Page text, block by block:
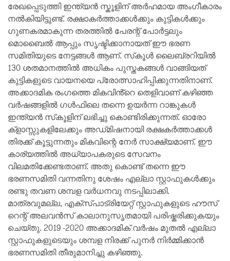
രേഖപ്പെടുത്തി ഇന്ത്യൻ സ്കൂളിന് അർഹമായ അംഗീകാരം
നൽകിയിട്ടുണ്ട്. രക്ഷാകർത്താക്കൾക്കും കുട്ടികൾക്കും
ഗുണകരമാകുന്ന തരത്തിൽ പേരന്റ് പോർട്ടലും
മൊബൈൽ ആപ്പും സൃഷ്ടിക്കാനായത് ഈ ഭരണ
സമിതിയുടെ നേട്ടങ്ങൾ ആണ്. സ്‌കൂൾ ലൈബ്രറിയിൽ
130 ശതമാനത്തിൽ അധികം പുസ്തകങ്ങൾ വാങ്ങിയത്
കുട്ടികളുടെ വായനയെ പ്രോത്സാഹിപ്പിക്കുന്നതിനാണ്.
അക്കാദമിക രംഗത്തെ മികവിൻ്റെ തെളിവാണ് കഴിഞ്ഞ
വർഷങ്ങളിൽ ഗൾഫിലെ തന്നെ ഉയർന്ന റാങ്കുകൾ
ഇന്ത്യൻ സ്‌കൂളിന് ലഭിച്ചു കൊണ്ടിരിക്കുന്നത്. ഓരോ
ക്‌ളാസ്സുകളിലേക്കും അഡ്‌മിഷനായി രക്ഷകർത്താക്കൾ
തിരക്ക് കൂട്ടുന്നതും മികവിന്റെ നേർ സാക്ഷ്യമാണ്. ഈ
കാര്യത്തിൽ അധ്യാപകരുടെ സേവനം
വിലമതിക്കേണ്ടതാണ്. അതു കൊണ്ട് തന്നെ ഈ
ഭരണസമിതി വന്നതിനു ശേഷം എല്ലാ സ്റ്റാഫുകൾക്കും
രണ്ടു തവണ ശമ്പള വർധനവു നടപ്പിലാക്കി.
മാത്രവുമല്ല, എക്സ്പാട്രിയേറ്റ് സ്റ്റാഫുകളുടെ ഹൗസ്
റെന്റ് അലവൻസ് കാലാനുസൃതമായി പരിഷ്കരിക്കുകയും
ചെയ്തു. 2019 -2020 അക്കാദമിക് വർഷം മുതൽ എല്ലാ
സ്റ്റാഫുകളുടെയും ശമ്പള നിരക്ക് പുനർ നിർമ്മിക്കാൻ
ഭരണസമിതി തീരുമാനിച്ചു കഴിഞ്ഞു.